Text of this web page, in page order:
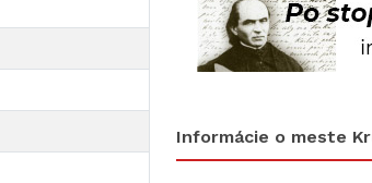
Informácie o meste